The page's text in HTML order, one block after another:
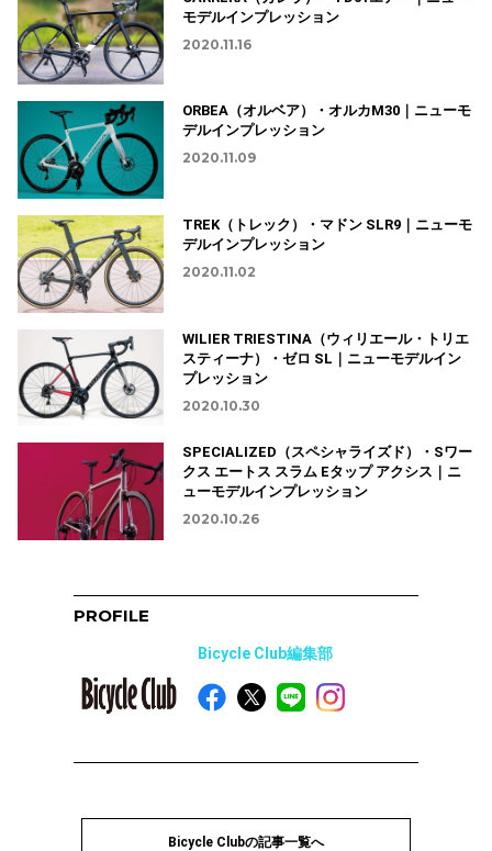
モデルインプレッション
2020.11.16
ORBEA（オルベア）・オルカM30｜ニューモ
デルインプレッション
2020.11.09
TREK（トレック）・マドン SLR9｜ニューモ
デルインプレッション
2020.11.02
WILIER TRIESTINA（ウィリエール・トリエ
スティーナ）・ゼロ SL｜ニューモデルイン
プレッション
2020.10.30
SPECIALIZED（スペシャライズド）・Sワー
クス エートス スラム Eタップ アクシス｜ニ
ューモデルインプレッション
2020.10.26
PROFILE
Bicycle Club編集部
Bicycle Clubの記事一覧へ